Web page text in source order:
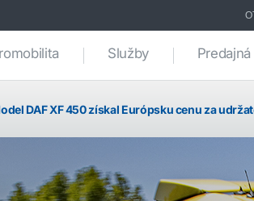
Služby
DAF XF 450 získal Európsku cenu za